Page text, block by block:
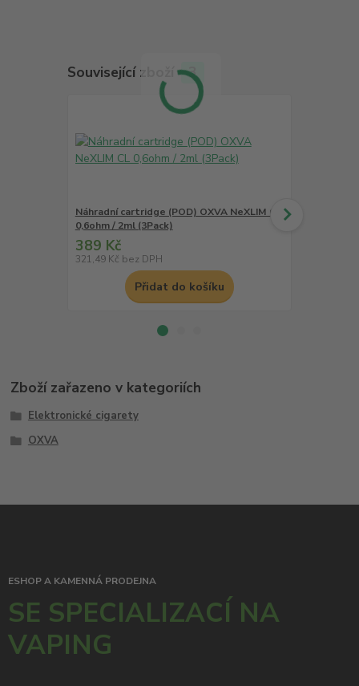
Související zboží 3
Náhradní cartridge (POD) OXVA NeXLIM CL
0,6ohm / 2ml (3Pack)
389 Kč
321,49 Kč bez DPH
Přidat do košíku
Zboží zařazeno v kategoriích
Elektronické cigarety
OXVA
ESHOP A KAMENNÁ PRODEJNA
SE SPECIALIZACÍ NA
VAPING